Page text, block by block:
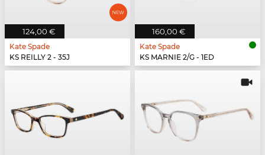
124,00 €
Kate Spade
KS REILLY 2 - 35J
160,00 €
Kate Spade
KS MARNIE 2/G - 1ED